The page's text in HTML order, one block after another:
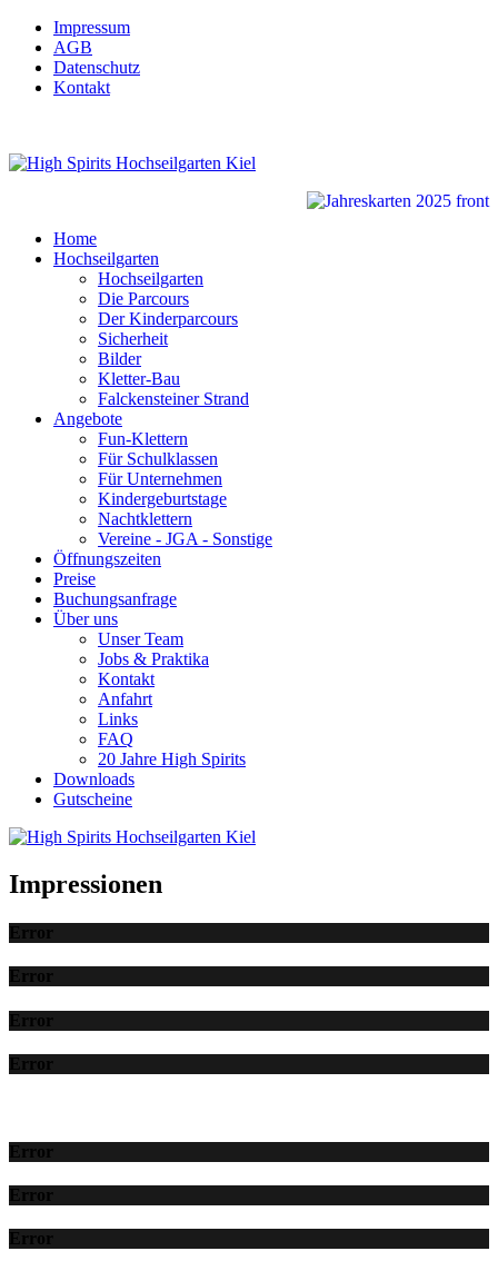
Impressum
AGB
Datenschutz
Kontakt
Home
Hochseilgarten
Hochseilgarten
Die Parcours
Der Kinderparcours
Sicherheit
Bilder
Kletter-Bau
Falckensteiner Strand
Angebote
Fun-Klettern
Für Schulklassen
Für Unternehmen
Kindergeburtstage
Nachtklettern
Vereine - JGA - Sonstige
Öffnungszeiten
Preise
Buchungsanfrage
Über uns
Unser Team
Jobs & Praktika
Kontakt
Anfahrt
Links
FAQ
20 Jahre High Spirits
Downloads
Gutscheine
Impressionen
Error
Error
Error
Error
Error
Error
Error